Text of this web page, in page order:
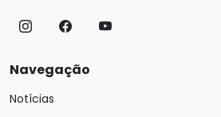
Navegação
Notícias